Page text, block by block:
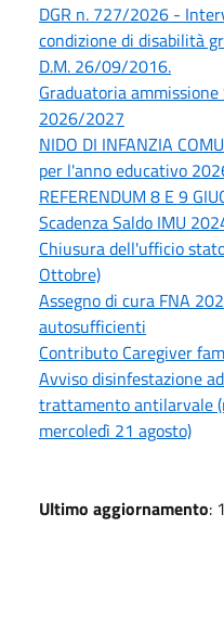
DGR n. 727/2026 -
condizione di disabilità
D.M. 26/09/2016.
Graduatoria
2026/2027
NIDO DI INFANZIA
per l'anno educativo
REFERENDUM 8 E 9
Scadenza Saldo IMU
Chiusura dell'ufficio
Ottobre)
Assegno di cura FNA
autosufficienti
Contributo Caregiver
Avviso disinfestazione
trattamento antilarvale
mercoledì 21 agosto)
Ultimo aggiornamento: